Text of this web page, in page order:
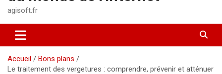
agisoft.fr
Accueil
Bons plans
Le traitement des vergetures : comprendre, prévenir et atténuer